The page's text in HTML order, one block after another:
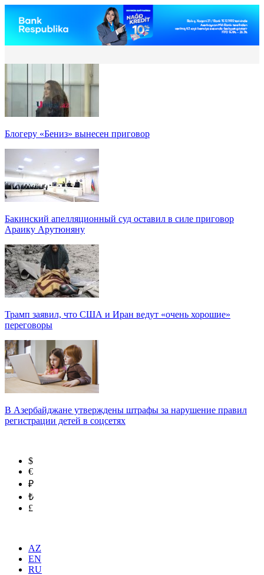
Блогеру «Бениз» вынесен приговор
Бакинский апелляционный суд оставил в силе приговор
Араику Арутюняну
Трамп заявил, что США и Иран ведут «очень хорошие»
переговоры
В Азербайджане утверждены штрафы за нарушение правил
регистрации детей в соцсетях
$
€
₽
₺
£
AZ
EN
RU